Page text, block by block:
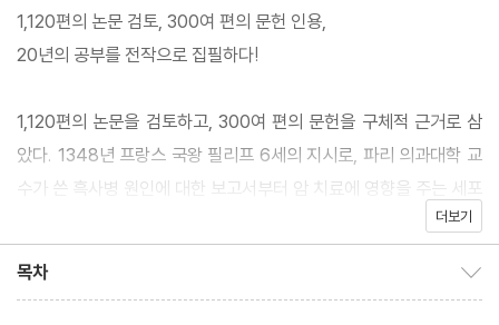
1,120편의 논문 검토, 300여 편의 문헌 인용,
20년의 공부를 전작으로 집필하다!
1,120편의 논문을 검토하고, 300여 편의 문헌을 구체적 근거로 삼
았다. 1348년 프랑스 국왕 필리프 6세의 지시로, 파리 의과대학 교
수가 쓴 흑사병 원인에 대한 보고서부터 암 치료에 영향을 주는 세포
내 수용체가 사회제도의 영향으로 변화한다는 최신의 논문까지. 시
경합과 지식인들의 분투를 담아냈다. 신간 『우리 몸이 세계라면』은
더보기
목차